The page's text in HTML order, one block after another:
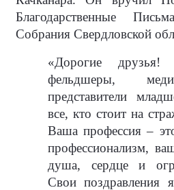
Благодарственные
Собрания Свердловской
«Дорогие друзья!
фельдшеры,
представители
все, кто стоит на
Ваша профессия –
профессионализм,
душа, сердце и
Свои поздравления